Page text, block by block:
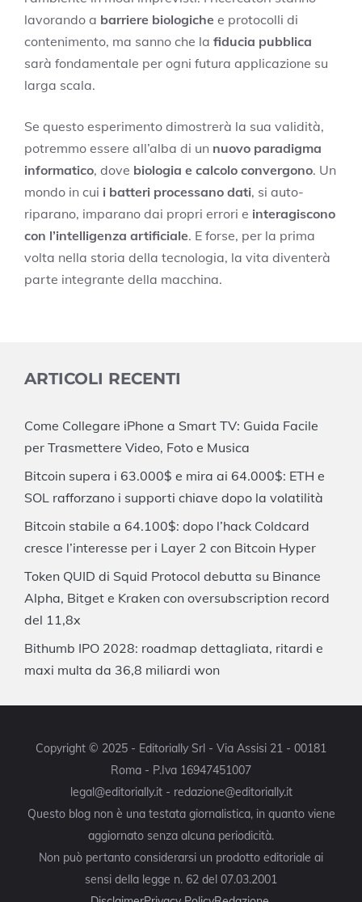
lavorando a barriere biologiche e protocolli di
contenimento, ma sanno che la fiducia pubblica
sarà fondamentale per ogni futura applicazione su
larga scala.
Se questo esperimento dimostrerà la sua validità,
potremmo essere all’alba di un nuovo paradigma
informatico, dove biologia e calcolo convergono. Un
mondo in cui i batteri processano dati, si auto-
riparano, imparano dai propri errori e interagiscono
con l’intelligenza artificiale. E forse, per la prima
volta nella storia della tecnologia, la vita diventerà
parte integrante della macchina.
ARTICOLI RECENTI
Come Collegare iPhone a Smart TV: Guida Facile
per Trasmettere Video, Foto e Musica
Bitcoin supera i 63.000$ e mira ai 64.000$: ETH e
SOL rafforzano i supporti chiave dopo la volatilità
Bitcoin stabile a 64.100$: dopo l’hack Coldcard
cresce l’interesse per i Layer 2 con Bitcoin Hyper
Token QUID di Squid Protocol debutta su Binance
Alpha, Bitget e Kraken con oversubscription record
del 11,8x
Bithumb IPO 2028: roadmap dettagliata, ritardi e
maxi multa da 36,8 miliardi won
Copyright © 2025 - Editorially Srl - Via Assisi 21 - 00181
Roma - P.Iva 16947451007
legal@editorially.it - redazione@editorially.it
Questo blog non è una testata giornalistica, in quanto viene
aggiornato senza alcuna periodicità.
Non può pertanto considerarsi un prodotto editoriale ai
sensi della legge n. 62 del 07.03.2001